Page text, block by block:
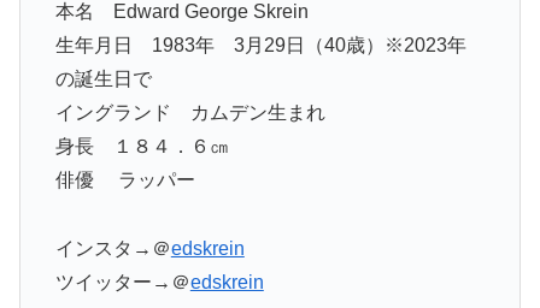
本名 Edward George Skrein
生年月日 1983年 3月29日（40歳）※2023年
の誕生日で
イングランド カムデン生まれ
身長 １８４．６㎝
俳優 ラッパー
インスタ→＠edskrein
ツイッター→＠edskrein